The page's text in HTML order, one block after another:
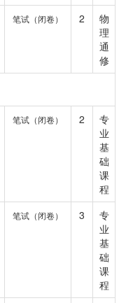
笔试（闭卷） 2
物
理
通
修
笔试（闭卷） 2
专
业
基
础
课
程
笔试（闭卷） 3
专
业
基
础
课
程